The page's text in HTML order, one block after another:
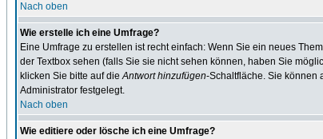
Nach oben
Wie erstelle ich eine Umfrage?
Eine Umfrage zu erstellen ist recht einfach: Wenn Sie ein neues
der Textbox sehen (falls Sie sie nicht sehen können, haben Sie
klicken Sie bitte auf dieAntwort hinzufügen-Schaltfläche. Sie können
Administrator festgelegt.
Nach oben
Wie editiere oder lösche ich eine Umfrage?